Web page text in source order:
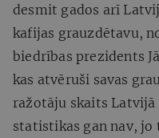
desmit gados arī
kafijas grauzdētavu,
biedrības prezidents
kas atvēruši savas
ražotāju skaits Latvijā
statistikas gan nav, jo